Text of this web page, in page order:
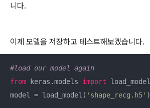
니다.
이제 모델을 저장하고 테스트해보겠습니다.
#load our model again
from keras.models import load_model
model = load_model( 'shape_recg.h5' )